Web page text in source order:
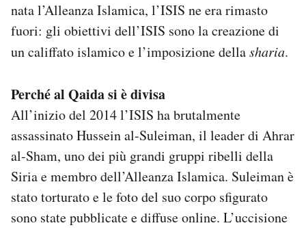
nata l’Alleanza Islamica, l’ISIS ne era rimasto
fuori: gli obiettivi dell’ISIS sono la creazione di
un califfato islamico e l’imposizione dellasharia.
Perché al Qaida si è divisa
All’inizio del 2014 l’ISIS ha brutalmente
assassinato Hussein al-Suleiman, il leader di Ahrar
al-Sham, uno dei più grandi gruppi ribelli della
Siria e membro dell’Alleanza Islamica. Suleiman è
stato torturato e le foto del suo corpo sfigurato
sono state pubblicate e diffuse online. L’uccisione